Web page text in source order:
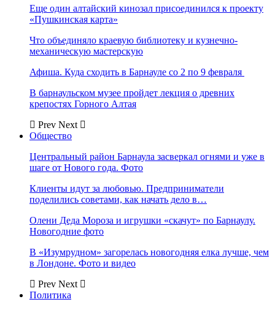
Еще один алтайский кинозал присоединился к проекту
«Пушкинская карта»
Что объединяло краевую библиотеку и кузнечно-
механическую мастерскую
Афиша. Куда сходить в Барнауле со 2 по 9 февраля
В барнаульском музее пройдет лекция о древних
крепостях Горного Алтая
Prev Next
Общество
Центральный район Барнаула засверкал огнями и уже в
шаге от Нового года. Фото
Клиенты идут за любовью. Предприниматели
поделились советами, как начать дело в…
Олени Деда Мороза и игрушки «скачут» по Барнаулу.
Новогодние фото
В «Изумрудном» загорелась новогодняя елка лучше, чем
в Лондоне. Фото и видео
Prev Next
Политика